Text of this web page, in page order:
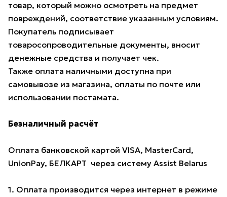
товар, который можно осмотреть на предмет
повреждений, соответствие указанным условиям.
Покупатель подписывает
товаросопроводительные документы, вносит
денежные средства и получает чек.
Также оплата наличными доступна при
самовывозе из магазина, оплаты по почте или
использовании постамата.
Безналичный расчёт
Оплата банковской картой VISA, MasterCard,
UnionPay, БЕЛКАРТ через систему Assist Belarus
1. Оплата производится через интернет в режиме